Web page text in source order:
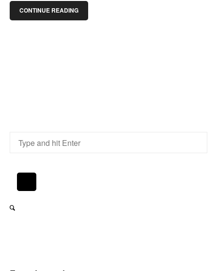
CONTINUE READING